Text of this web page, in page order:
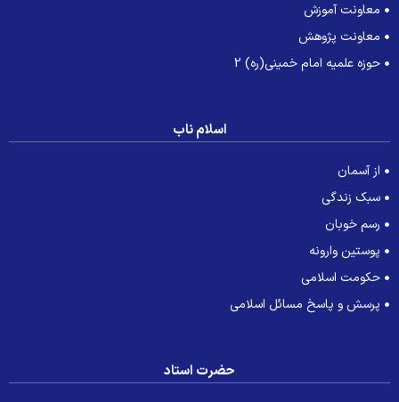
معاونت آموزش
معاونت پژوهش
حوزه علمیه امام خمینی(ره) 2
اسلام ناب
از آسمان
سبک زندگی
رسم خوبان
پوستین وارونه
حکومت اسلامی
پرسش و پاسخ مسائل اسلامی
حضرت استاد